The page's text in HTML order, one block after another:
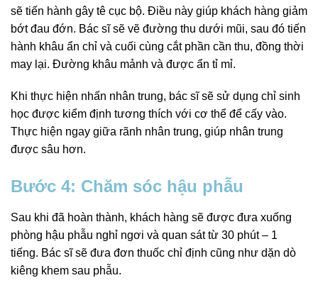
sẽ tiến hành gây tê cục bộ. Điều này giúp khách hàng giảm
bớt đau đớn. Bác sĩ sẽ vẽ đường thu dưới mũi, sau đó tiến
hành khâu ẩn chỉ và cuối cùng cắt phần cần thu, đồng thời
may lại. Đường khâu mảnh và được ẩn tỉ mỉ.
Khi thực hiện nhấn nhân trung, bác sĩ sẽ sử dụng chỉ sinh
học được kiểm định tương thích với cơ thể để cấy vào.
Thực hiện ngay giữa rãnh nhân trung, giúp nhân trung
được sâu hơn.
Bước 4: Chăm sóc hậu phẫu
Sau khi đã hoàn thành, khách hàng sẽ được đưa xuống
phòng hậu phẫu nghỉ ngơi và quan sát từ 30 phút – 1
tiếng. Bác sĩ sẽ đưa đơn thuốc chỉ định cũng như dặn dò
kiêng khem sau phẫu.